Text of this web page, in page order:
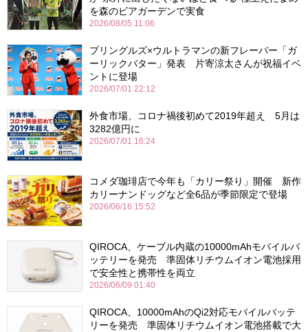
を森のビアガーデンで実食
2026/08/05 11:06
プリングルズ×ウルトラマンの新フレーバー「ガ
ーリックバター」発表 片寄涼太さんが祝福イベ
ントに登場
2026/07/01 22:12
外食市場、コロナ禍後初めて2019年超え 5月は
3282億円に
2026/07/01 16:24
コメダ珈琲店で今年も「カリー祭り」開催 新作
カリーナンドッグなど全6品が季節限定で登場
2026/06/16 15:52
QIROCA、ケーブル内蔵の10000mAhモバイルバ
ッテリーを発売 準固体リチウムイオン電池採用
で安全性と携帯性を両立
2026/06/09 01:40
QIROCA、10000mAhのQi2対応モバイルバッテ
リーを発売 準固体リチウムイオン電池搭載で大